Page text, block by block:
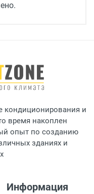
кондиционирования и
время накоплен
опыт по созданию
зданиях и
Информация